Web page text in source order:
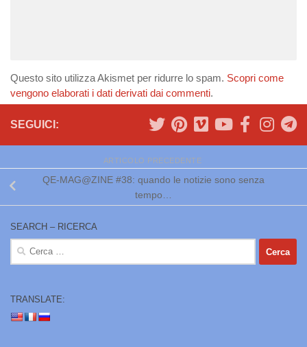
Questo sito utilizza Akismet per ridurre lo spam. Scopri come
vengono elaborati i dati derivati dai commenti.
SEGUICI:
ARTICOLO PRECEDENTE
QE-MAG@ZINE #38: quando le notizie sono senza
tempo…
SEARCH – RICERCA
Ricerca
per:
TRANSLATE: